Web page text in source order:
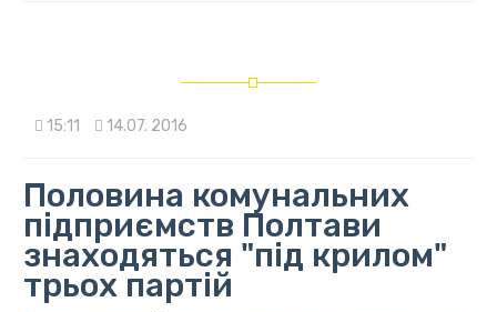
15:11 14.07. 2016
Половина комунальних
підприємств Полтави
знаходяться "під крилом"
трьох партій